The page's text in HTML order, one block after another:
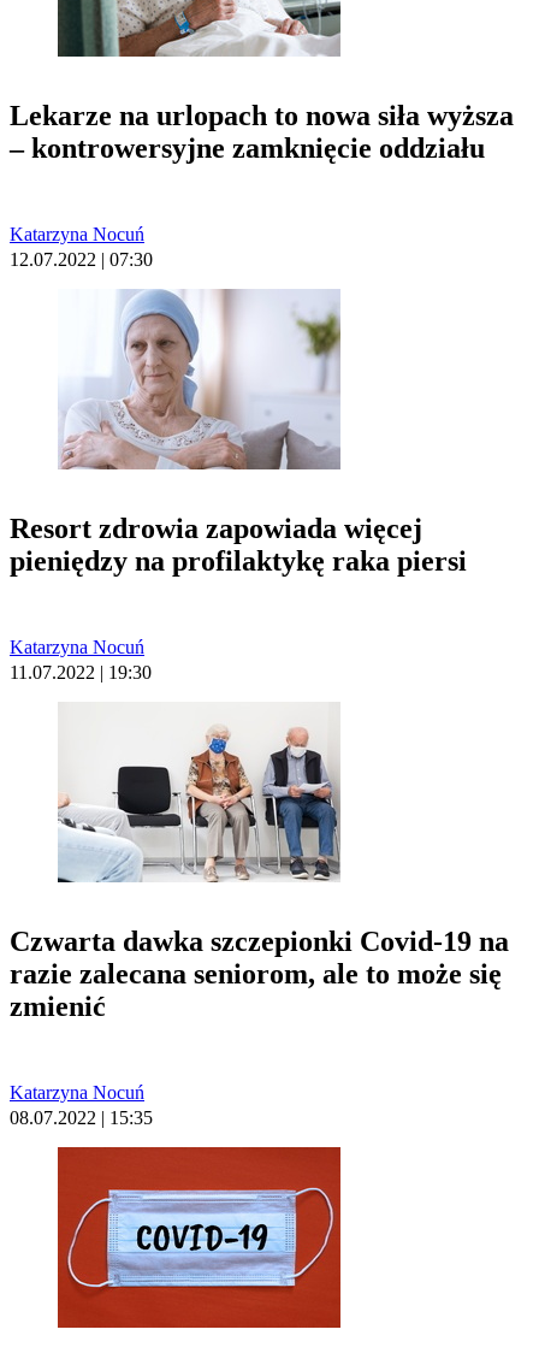
Lekarze na urlopach to nowa siła wyższa
– kontrowersyjne zamknięcie oddziału
Katarzyna Nocuń
12.07.2022 | 07:30
Resort zdrowia zapowiada więcej
pieniędzy na profilaktykę raka piersi
Katarzyna Nocuń
11.07.2022 | 19:30
Czwarta dawka szczepionki Covid-19 na
razie zalecana seniorom, ale to może się
zmienić
Katarzyna Nocuń
08.07.2022 | 15:35